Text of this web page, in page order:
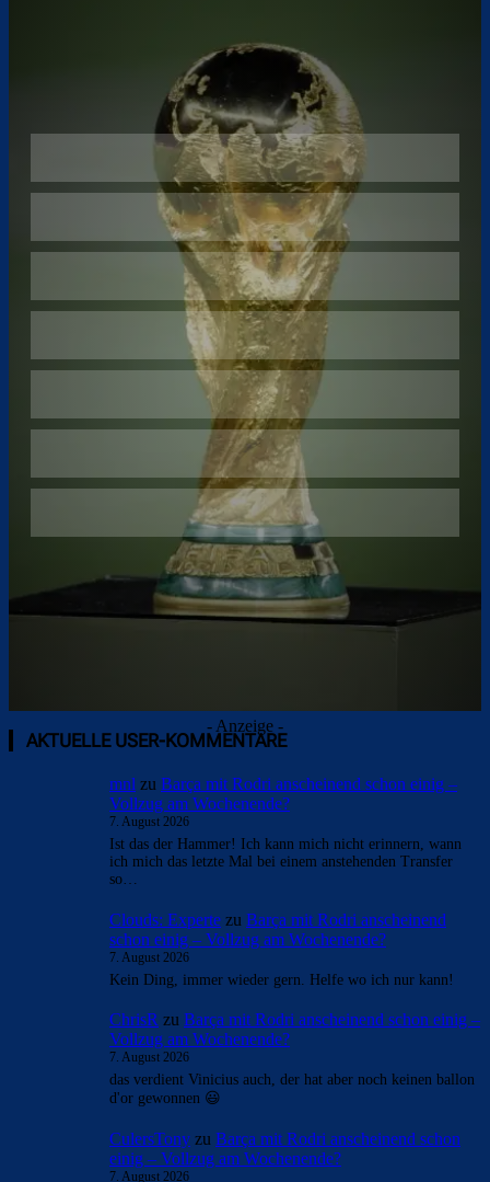
Überspringen
- Anzeige -
AKTUELLE USER-KOMMENTARE
mnl zu Barça mit Rodri anscheinend schon einig –
Vollzug am Wochenende?
7. August 2026
Ist das der Hammer! Ich kann mich nicht erinnern, wann
ich mich das letzte Mal bei einem anstehenden Transfer
so…
Clouds: Experte zu Barça mit Rodri anscheinend
schon einig – Vollzug am Wochenende?
7. August 2026
Kein Ding, immer wieder gern. Helfe wo ich nur kann!
ChrisR zu Barça mit Rodri anscheinend schon einig –
Vollzug am Wochenende?
7. August 2026
das verdient Vinicius auch, der hat aber noch keinen ballon
d'or gewonnen 😃
CulersTony zu Barça mit Rodri anscheinend schon
einig – Vollzug am Wochenende?
7. August 2026